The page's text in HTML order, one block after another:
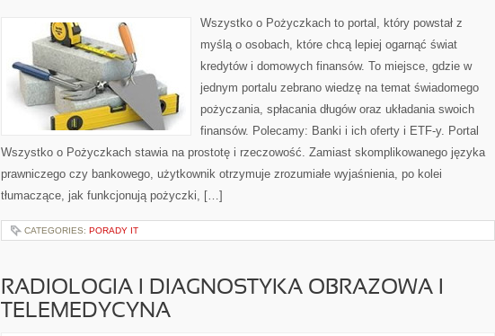
PSYCHOLOGIA
ZAKUPÓW
KONSUMPCJI
Wszystko o Pożyczkach to portal, który powstał z
myślą o osobach, które chcą lepiej ogarnąć świat
kredytów i domowych finansów. To miejsce, gdzie w
jednym portalu zebrano wiedzę na temat świadomego
pożyczania, spłacania długów oraz układania swoich
finansów. Polecamy: Banki i ich oferty i ETF-y. Portal
Wszystko o Pożyczkach stawia na prostotę i rzeczowość. Zamiast skomplikowanego języka
prawniczego czy bankowego, użytkownik otrzymuje zrozumiałe wyjaśnienia, po kolei
tłumaczące, jak funkcjonują pożyczki, […]
CATEGORIES: PORADY IT
RADIOLOGIA I DIAGNOSTYKA OBRAZOWA I
TELEMEDYCYNA